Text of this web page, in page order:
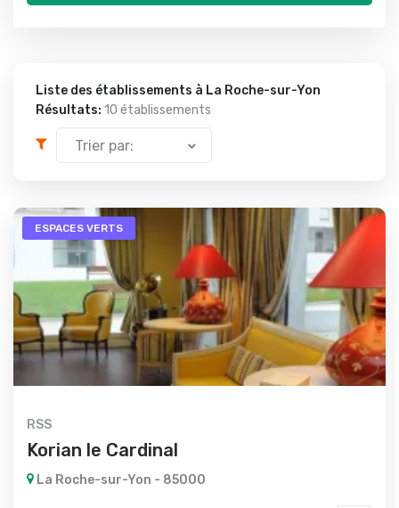
Liste des établissements à La Roche-sur-Yon
Résultats: 10 établissements
Trier par:
ESPACES VERTS
RSS
Korian le Cardinal
La Roche-sur-Yon - 85000